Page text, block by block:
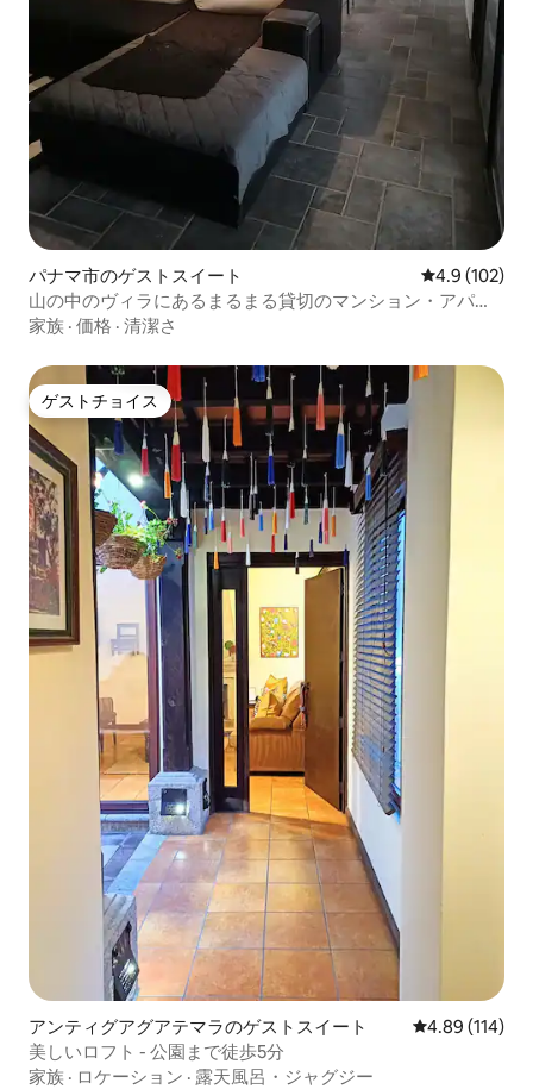
パナマ市のゲストスイート レビュー102
4.9 (102)
山の中のヴィラにあるまるまる貸切のマンション・アパー
ト
家族 · 価格 · 清潔さ
ゲストチョイス
ゲストチョイス
アンティグアグアテマラのゲストスイート レビュー114
4.89 (114)
美しいロフト - 公園まで徒歩5分
家族 · ロケーション · 露天風呂・ジャグジー